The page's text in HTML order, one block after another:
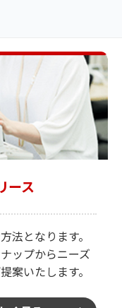
ース
法となります。
ップからニーズ
案いたします。